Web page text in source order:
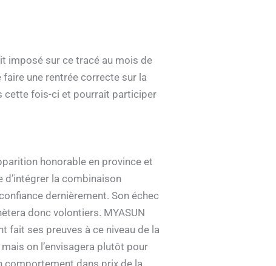
imposé sur ce tracé au mois de
faire une rentrée correcte sur la
cette fois-ci et pourrait participer
honorable en province et
d’intégrer la combinaison
dernièrement. Son échec
donc volontiers. MYASUN
fait ses preuves à ce niveau de la
on l’envisagera plutôt pour
comportement dans prix de la